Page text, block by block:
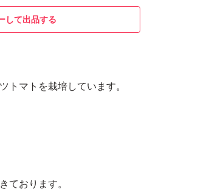
して出品する
トマトを栽培しています。
ております。